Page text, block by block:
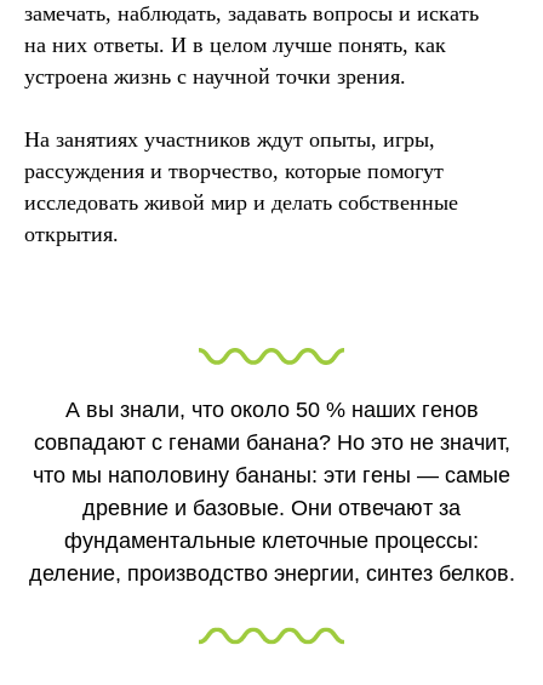
замечать, наблюдать, задавать вопросы и искать
на них ответы. И в целом лучше понять, как
устроена жизнь с научной точки зрения.
На занятиях участников ждут опыты, игры,
рассуждения и творчество, которые помогут
исследовать живой мир и делать собственные
открытия.
А вы знали, что около 50 % наших генов
совпадают с генами банана? Но это не значит,
что мы наполовину бананы: эти гены — самые
древние и базовые. Они отвечают за
фундаментальные клеточные процессы:
деление, производство энергии, синтез белков.